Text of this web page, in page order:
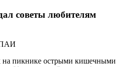
советы любителям
ПАИ
на пикнике острыми кишечными